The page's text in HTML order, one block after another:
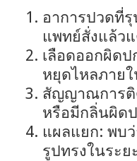
อาการปวดที่
แพทย์สั่งแล้ว
เลือดออกผิด
หยุดไหลภาย
สัญญาณการติ
หรือมีกลิ่นผิด
แผลแยก: พบ
รูปทรงในระย